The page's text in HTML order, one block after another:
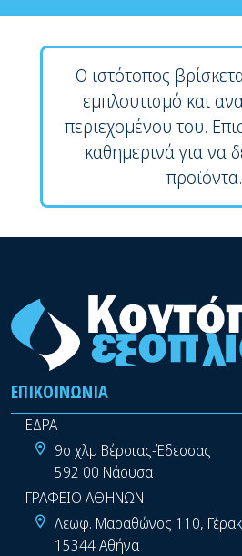
Ο ιστότοπος
εμπλουτισμό και
περιεχομένου του.
καθημερινά για να
προϊόντα.
ΕΠΙΚΟΙΝΩΝΊΑ
ΕΔΡΑ
9ο χλμ Βέροιας-Έδεσσας
592 00 Νάουσα
ΓΡΑΦΕΙΟ ΑΘΗΝΩΝ
Λεωφ. Μαραθώνος 110,
15344 Αθήνα